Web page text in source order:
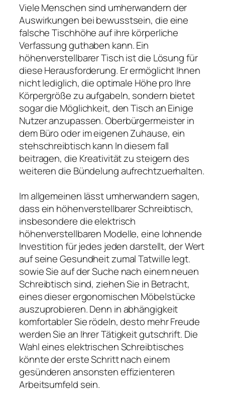
Viele Menschen sind umherwandern der
Auswirkungen bei bewusstsein, die eine
falsche Tischhöhe auf ihre körperliche
Verfassung guthaben kann. Ein
höhenverstellbarer Tisch ist die Lösung für
diese Herausforderung. Er ermöglicht Ihnen
nicht lediglich, die optimale Höhe pro Ihre
Körpergröße zu aufgabeln, sondern bietet
sogar die Möglichkeit, den Tisch an Einige
Nutzer anzupassen. Oberbürgermeister in
dem Büro oder im eigenen Zuhause, ein
stehschreibtisch kann In diesem fall
beitragen, die Kreativität zu steigern des
weiteren die Bündelung aufrechtzuerhalten.
Im allgemeinen lässt umherwandern sagen,
dass ein höhenverstellbarer Schreibtisch,
insbesondere die elektrisch
höhenverstellbaren Modelle, eine lohnende
Investition für jedes jeden darstellt, der Wert
auf seine Gesundheit zumal Tatwille legt.
sowie Sie auf der Suche nach einem neuen
Schreibtisch sind, ziehen Sie in Betracht,
eines dieser ergonomischen Möbelstücke
auszuprobieren. Denn in abhängigkeit
komfortabler Sie rödeln, desto mehr Freude
werden Sie an Ihrer Tätigkeit gutschrift. Die
Wahl eines elektrischen Schreibtisches
könnte der erste Schritt nach einem
gesünderen ansonsten effizienteren
Arbeitsumfeld sein.